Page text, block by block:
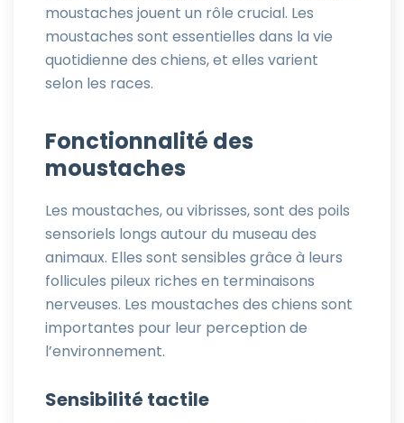
moustaches jouent un rôle crucial. Les
moustaches sont essentielles dans la vie
quotidienne des chiens, et elles varient
selon les races.
Fonctionnalité des
moustaches
Les moustaches, ou vibrisses, sont des poils
sensoriels longs autour du museau des
animaux. Elles sont sensibles grâce à leurs
follicules pileux riches en terminaisons
nerveuses. Les moustaches des chiens sont
importantes pour leur perception de
l’environnement.
Sensibilité tactile